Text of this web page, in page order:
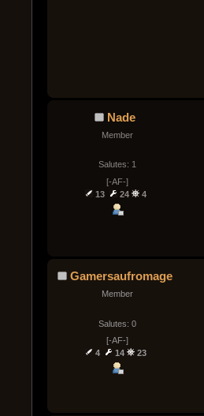
Nade
Member
Salutes: 1
[-AF-]
13
24 4
Gamersaufromage
Member
Salutes: 0
[-AF-]
4
14 23